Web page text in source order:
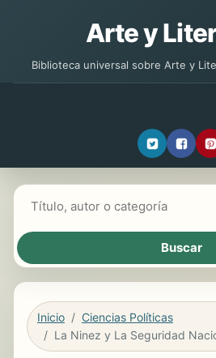
Arte y
Biblioteca universal sobre Arte y
Inicio
Ciencias Políticas